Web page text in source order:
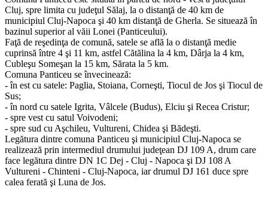
Cluj, spre limita cu judeţul Sălaj, la o distanţă de 40 km de
municipiul Cluj-Napoca şi 40 km distanţă de Gherla. Se situează în
bazinul superior al văii Lonei (Panticeului).
Faţă de reşedinţa de comună, satele se află la o distanţă medie
cuprinsă între 4 şi 11 km, astfel Cătălina la 4 km, Dârja la 4 km,
Cubleşu Someşan la 15 km, Sărata la 5 km.
Comuna Panticeu se învecinează:
- în est cu satele: Paglia, Stoiana, Corneşti, Tiocul de Jos şi Tiocul de
Sus;
- în nord cu satele Igrita, Vâlcele (Budus), Elciu şi Recea Cristur;
- spre vest cu satul Voivodeni;
- spre sud cu Aşchileu, Vultureni, Chidea şi Bădeşti.
​Legătura dintre comuna Panticeu şi municipiul Cluj-Napoca se
realizează prin intermediul drumului judeţean DJ 109 A, drum care
face legătura dintre DN 1C Dej - Cluj - Napoca şi DJ 108 A
Vultureni - Chinteni - Cluj-Napoca, iar drumul DJ 161 duce spre
calea ferată şi Luna de Jos.